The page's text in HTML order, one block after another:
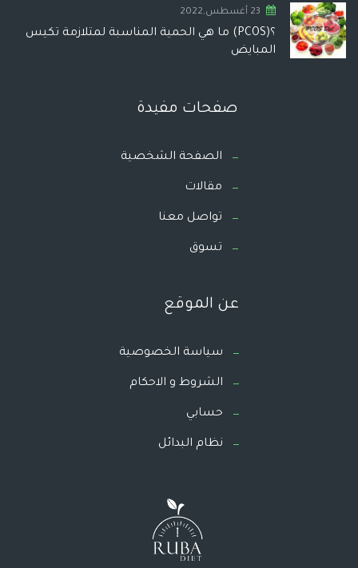
23 أغسطس,2022
؟(PCOS) ما هي الحمية المناسبة لمتلازمة تكيس
المبايض
صفحات مفيدة
الصفحة الشخصية
مقالات
تواصل معنا
تسوق
عن الموقع
سياسة الخصوصية
الشروط و الاحكام
حسابي
نظام البدائل